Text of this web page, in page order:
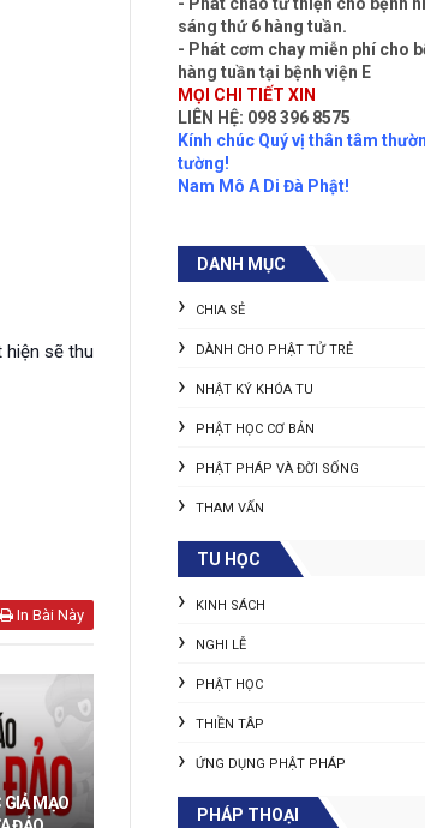
hiện sẽ thu
In Bài Này
GIẢ MẠO
sáng thứ 6 hàng tuần.
- Phát cơm chay miễn phí cho
hàng tuần tại bệnh viện E
MỌI CHI TIẾT XIN
LIÊN HỆ: 098 396 8575
Kính chúc Quý vị thân tâm
tường!
Nam Mô A Di Đà Phật!
DANH MỤC
CHIA SẺ
DÀNH CHO PHẬT TỬ TRẺ
NHẬT KÝ KHÓA TU
PHẬT HỌC CƠ BẢN
PHẬT PHÁP VÀ ĐỜI SỐNG
THAM VẤN
TU HỌC
KINH SÁCH
NGHI LỄ
PHẬT HỌC
THIỀN TÂP
ỨNG DỤNG PHẬT PHÁP
PHÁP THOẠI